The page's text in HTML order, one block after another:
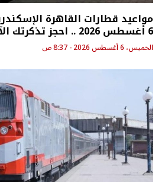
مواعيد قطارات القاهرة
6 أغسطس 2026 .. احجز تذكرتك الآن
الخميس، 6 أغسطس 2026 - 8:37 ص